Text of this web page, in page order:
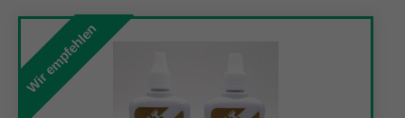
Wir empfehlen